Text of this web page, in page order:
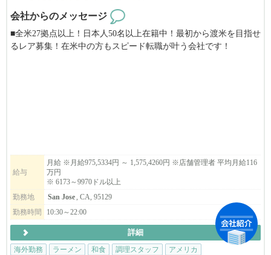
会社からのメッセージ
■全米27拠点以上！日本人50名以上在籍中！最初から渡米を目指せ
るレア募集！在米中の方もスピード転職が叶う会社です！
アメリカへ、世界進出のチャンスを掴みませんか？業務拡大に伴
い、米国で活躍する仲間を大募集します！⇨ ⇨
▶︎こんな方は、まずはご応募してみてください。
日本在住でアメリカでの飲食業の大成功を夢見ている方。米国在
住者で転職をお考えの方。
▶︎弊社の特徴
給与
月給 ※月給975,5334円 ～ 1,575,4260円 ※店舗管理者 平均月給116
万円
※ 6173～9970ドル以上
勤務地
San Jose , CA, 95129
勤務時間
10:30～22:00
詳細
海外勤務
ラーメン 和食 調理スタッフ アメリカ